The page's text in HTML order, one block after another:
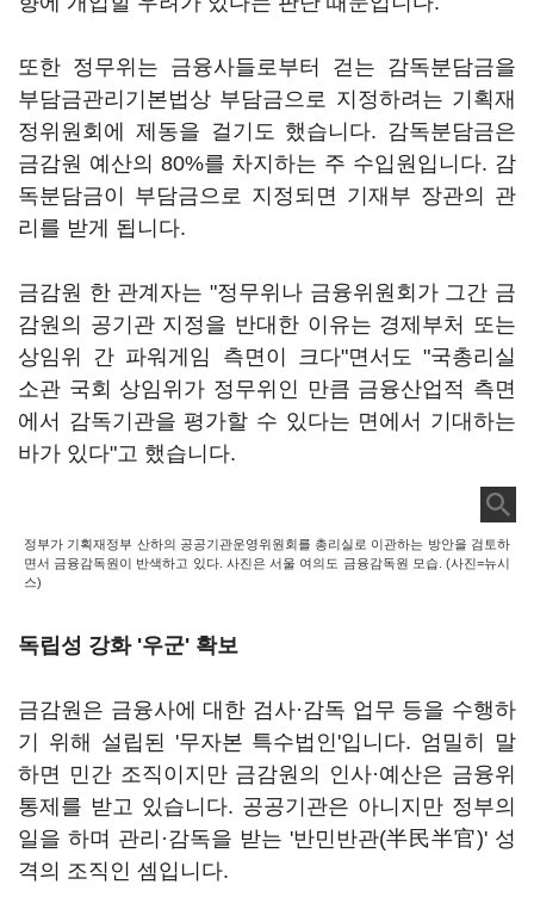
또한 정무위는 금융사들로부터 걷는 감독분담금을
부담금관리기본법상 부담금으로 지정하려는 기획재
정위원회에 제동을 걸기도 했습니다. 감독분담금은
금감원 예산의 80%를 차지하는 주 수입원입니다. 감
독분담금이 부담금으로 지정되면 기재부 장관의 관
리를 받게 됩니다.
금감원 한 관계자는 "정무위나 금융위원회가 그간 금
감원의 공기관 지정을 반대한 이유는 경제부처 또는
상임위 간 파워게임 측면이 크다"면서도 "국총리실
소관 국회 상임위가 정무위인 만큼 금융산업적 측면
에서 감독기관을 평가할 수 있다는 면에서 기대하는
바가 있다"고 했습니다.
정부가 기획재정부 산하의 공공기관운영위원회를 총리실로 이관하는 방안을 검토하
면서 금융감독원이 반색하고 있다. 사진은 서울 여의도 금융감독원 모습. (사진=뉴시
스)
독립성 강화 '우군' 확보
금감원은 금융사에 대한 검사·감독 업무 등을 수행하
기 위해 설립된 '무자본 특수법인'입니다. 엄밀히 말
하면 민간 조직이지만 금감원의 인사·예산은 금융위
통제를 받고 있습니다. 공공기관은 아니지만 정부의
일을 하며 관리·감독을 받는 '반민반관(半民半官)' 성
격의 조직인 셈입니다.